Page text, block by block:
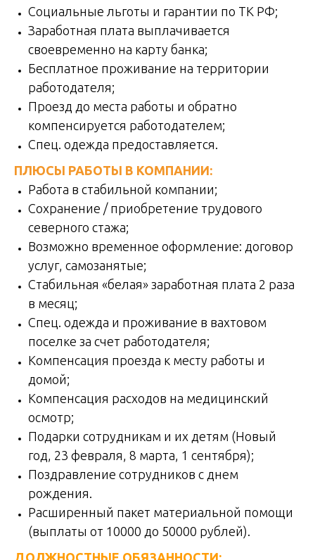
Социальные льготы и гарантии по ТК РФ;
Заработная плата выплачивается
своевременно на карту банка;
Бесплатное проживание на территории
работодателя;
Проезд до места работы и обратно
компенсируется работодателем;
Спец. одежда предоставляется.
ПЛЮСЫ РАБОТЫ В КОМПАНИИ:
Работа в стабильной компании;
Сохранение / приобретение трудового
северного стажа;
Вoзмoжнo вpeмeннoe oфopмление: догoвop
уcлуг, cамозaнятыe;
Стабильная «белая» заработная плата 2 раза
в месяц;
Спец. одежда и проживание в вахтовом
поселке за счет работодателя;
Компенсация проезда к месту работы и
домой;
Компенсация расходов на медицинский
осмотр;
Подарки сотрудникам и их детям (Новый
год, 23 февраля, 8 марта, 1 сентября);
Поздравление сотрудников с днем
рождения.
Расширенный пакет материальной помощи
(выплаты от 10000 до 50000 рублей).
ДОЛЖНОСТНЫЕ ОБЯЗАННОСТИ: